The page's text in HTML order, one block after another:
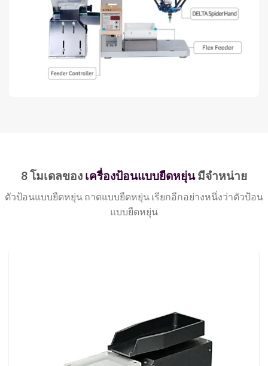
8 โมเดลของ เครื่องป้อนแบบยืดหยุ่นมีจำหน่าย
ตัวป้อนแบบยืดหยุ่น ถาดแบบยืดหยุ่น เรียกอีกอย่างหนึ่งว่าตัวป้อน
แบบยืดหยุ่น